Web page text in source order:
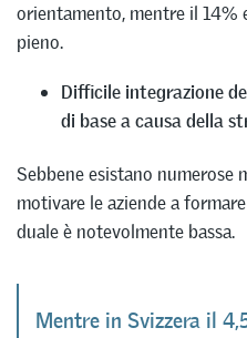
orientamento, mentre il 14%
pieno.
Difficile integrazione
di base a causa della
Sebbene esistano numerose
motivare le aziende a
duale è notevolmente bassa.
Mentre in Svizzera il